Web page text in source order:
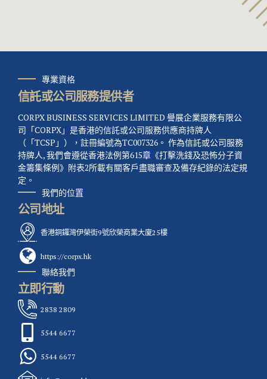
專業資格
信託或公司服務提供者
CORPX BUSINESS SERVICES LIMITED 譽展企業服務有限公
司「CORPX」是香港的信託或公司服務供應商持牌人
（「TCSP」），註冊編號為TC007326。 作為信託或公司服務
持牌人, 我們會遵從香港法例第615章《打擊洗錢及恐怖分子資
金籌集條例》附表2所載有關客戶盡職審查及備存紀錄的法定規
定。
我們的位置
公司地址
香港銅鑼灣伊榮街9號欣榮商業大廈25樓
https://corpx.hk
聯絡我們
立即行動
2838 2809
5544 6677
5544 6677